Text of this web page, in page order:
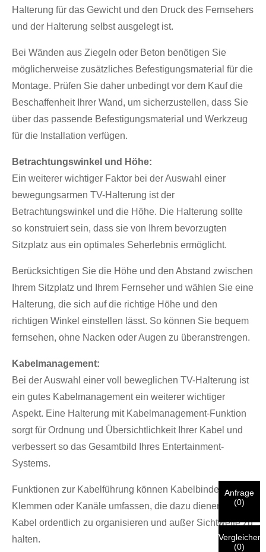
Halterung für das Gewicht und den Druck des Fernsehers
und der Halterung selbst ausgelegt ist.
Bei Wänden aus Ziegeln oder Beton benötigen Sie
möglicherweise zusätzliches Befestigungsmaterial für die
Montage. Prüfen Sie daher unbedingt vor dem Kauf die
Beschaffenheit Ihrer Wand, um sicherzustellen, dass Sie
über das passende Befestigungsmaterial und Werkzeug
für die Installation verfügen.
Betrachtungswinkel und Höhe:
Ein weiterer wichtiger Faktor bei der Auswahl einer
bewegungsarmen TV-Halterung ist der
Betrachtungswinkel und die Höhe. Die Halterung sollte
so konstruiert sein, dass sie von Ihrem bevorzugten
Sitzplatz aus ein optimales Seherlebnis ermöglicht.
Berücksichtigen Sie die Höhe und den Abstand zwischen
Ihrem Sitzplatz und Ihrem Fernseher und wählen Sie eine
Halterung, die sich auf die richtige Höhe und den
richtigen Winkel einstellen lässt. So können Sie bequem
fernsehen, ohne Nacken oder Augen zu überanstrengen.
Kabelmanagement:
Bei der Auswahl einer voll beweglichen TV-Halterung ist
ein gutes Kabelmanagement ein weiterer wichtiger
Aspekt. Eine Halterung mit Kabelmanagement-Funktion
sorgt für Ordnung und Übersichtlichkeit Ihrer Kabel und
verbessert so das Gesamtbild Ihres Entertainment-
Systems.
Funktionen zur Kabelführung können Kabelbinder,
Klemmen oder Kanäle umfassen, die dazu dienen, Ihre
Kabel ordentlich zu organisieren und außer Sichtweite zu
halten.
WÄHLE DEINE EIGENE IDENTITÄT
Ich bin
CHARMs Kunde
Ich bin
Neuer Besucher
BESTÄTIGEN SIE IHRE IDENTITÄT
Bitte geben Sie unten Ihre aktuelle geschäftliche E-Mail-
Adresse ein, um zu bestätigen, dass Sie tatsächlich ein
Kunde von CHARM sind.
Geh zurück Einreichen
Bitte vor dem Absenden ALLES ÜBERPRÜFEN
Informationen
Falsche Informationen führen dazu, dass die
versendeten Materialien nicht zufriedenstellend
funktionieren.
werden
VERIFIZIEREN Ihre eingereichten
Informationen zur Authentifizierung und Autorisierung.
Sobald die
Nach erfolgter Identitätsprüfung erhalten Sie eine E-Mail-
Anfrage
(0)
Vergleichen
(0)